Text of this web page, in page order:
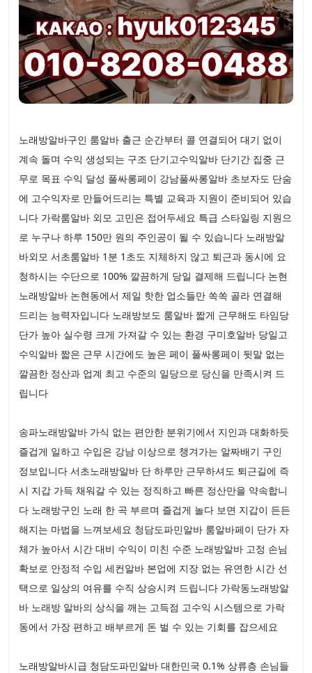
노래방알바구인 룸알바 출근 순간부터 콜 연결되어 대기 없이
계속 돌며 수익 생성되는 구조 단기고수익알바 단기간 집중 근
무로 목표 수익 달성 풀싸롱페이 강남풀싸롱알바 초보자도 단숨
에 고수익자로 만들어드리는 특별 교육과 지원이 준비되어 있습
니다 가락룸알바 외모 고민은 접어두세요 특급 스타일링 지원으
로 누구나 하루 150만 원의 주인공이 될 수 있습니다 노래방알
바외모 서초룸알바 1분 1초도 지체하지 않고 퇴근과 동시에 요
청하시는 수단으로 100% 깔끔하게 당일 결제해 드립니다 논현
노래방알바 논현동에서 제일 핫한 업소들만 쏙쏙 골라 연결해
드리는 능력자입니다 노래방보도 룸알바 짧게 근무해도 타임당
단가 높아 실수령 크게 가져갈 수 있는 환경 구미호알바 당일고
수익알바 짧은 근무 시간에도 높은 페이 풀싸롱페이 뒷말 없는
깔끔한 정산과 업계 최고 수준의 일당으로 당신을 만족시켜 드
립니다
송파노래방알바 가식 없는 편안한 분위기에서 지인과 대화하듯
즐겁게 일하고 수입은 강남 이상으로 챙겨가는 알짜배기 구인
정보입니다 서초노래방알바 단 하루만 근무하셔도 퇴근길에 즉
시 지갑 가득 채워갈 수 있는 정직하고 빠른 정산만을 약속합니
다 노래방구인 노래 한 곡 부르며 즐겁게 놀다 보면 지갑이 든든
해지는 마법을 느껴보세요 청담도파민알바 룸알바페이 단가 자
체가 높아서 시간 대비 수익이 미친 수준 노래방알바 고정 손님
확보로 안정적 수입 세컨알바 본업에 지장 없는 유연한 시간 선
택으로 일상의 여유를 수직 상승시켜 드립니다 가락동노래방알
바 노래방 알바의 상식을 깨는 고득점 고수익 시스템으로 가락
동에서 가장 편하고 배부르게 돈 벌 수 있는 기회를 잡으세요
노래방알바시급 청담도파민알바 대한민국 0.1% 상류층 손님들